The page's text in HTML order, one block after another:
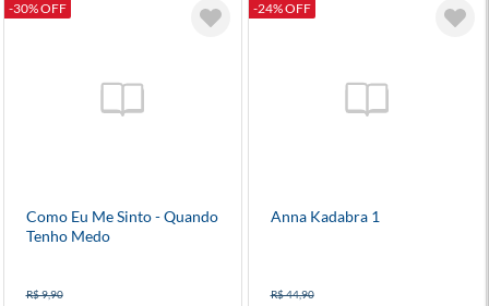
-30% OFF
Como Eu Me Sinto - Quando
Tenho Medo
R$ 9,90
-24% OFF
Anna Kadabra 1
R$ 44,90